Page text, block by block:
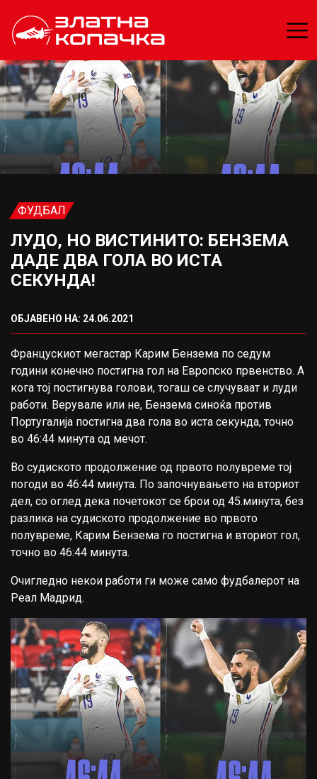
ФУДБАЛ
ЛУДО, НО ВИСТИНИТО: БЕНЗЕМА
ДАДЕ ДВА ГОЛА ВО ИСТА
СЕКУНДА!
ОБЈАВЕНО НА: 24.06.2021
Францускиот мегастар Карим Бензема по седум
години конечно постигна гол на Европско првенство. А
кога тој постигнува голови, тогаш се случуваат и луди
работи. Верувале или не, Бензема синоќа против
Португалија постигна два гола во иста секунда, точно
во 46:44 минута од мечот.
Во судиското продолжение од првото полувреме тој
погоди во 46:44 минута. По започнувањето на вториот
дел, со оглед дека почетокот се брои од 45.минута, без
разлика на судиското продолжение во првото
полувреме, Карим Бензема го постигна и вториот гол,
точно во 46:44 минута.
Очигледно некои работи ги може само фудбалерот на
Реал Мадрид.